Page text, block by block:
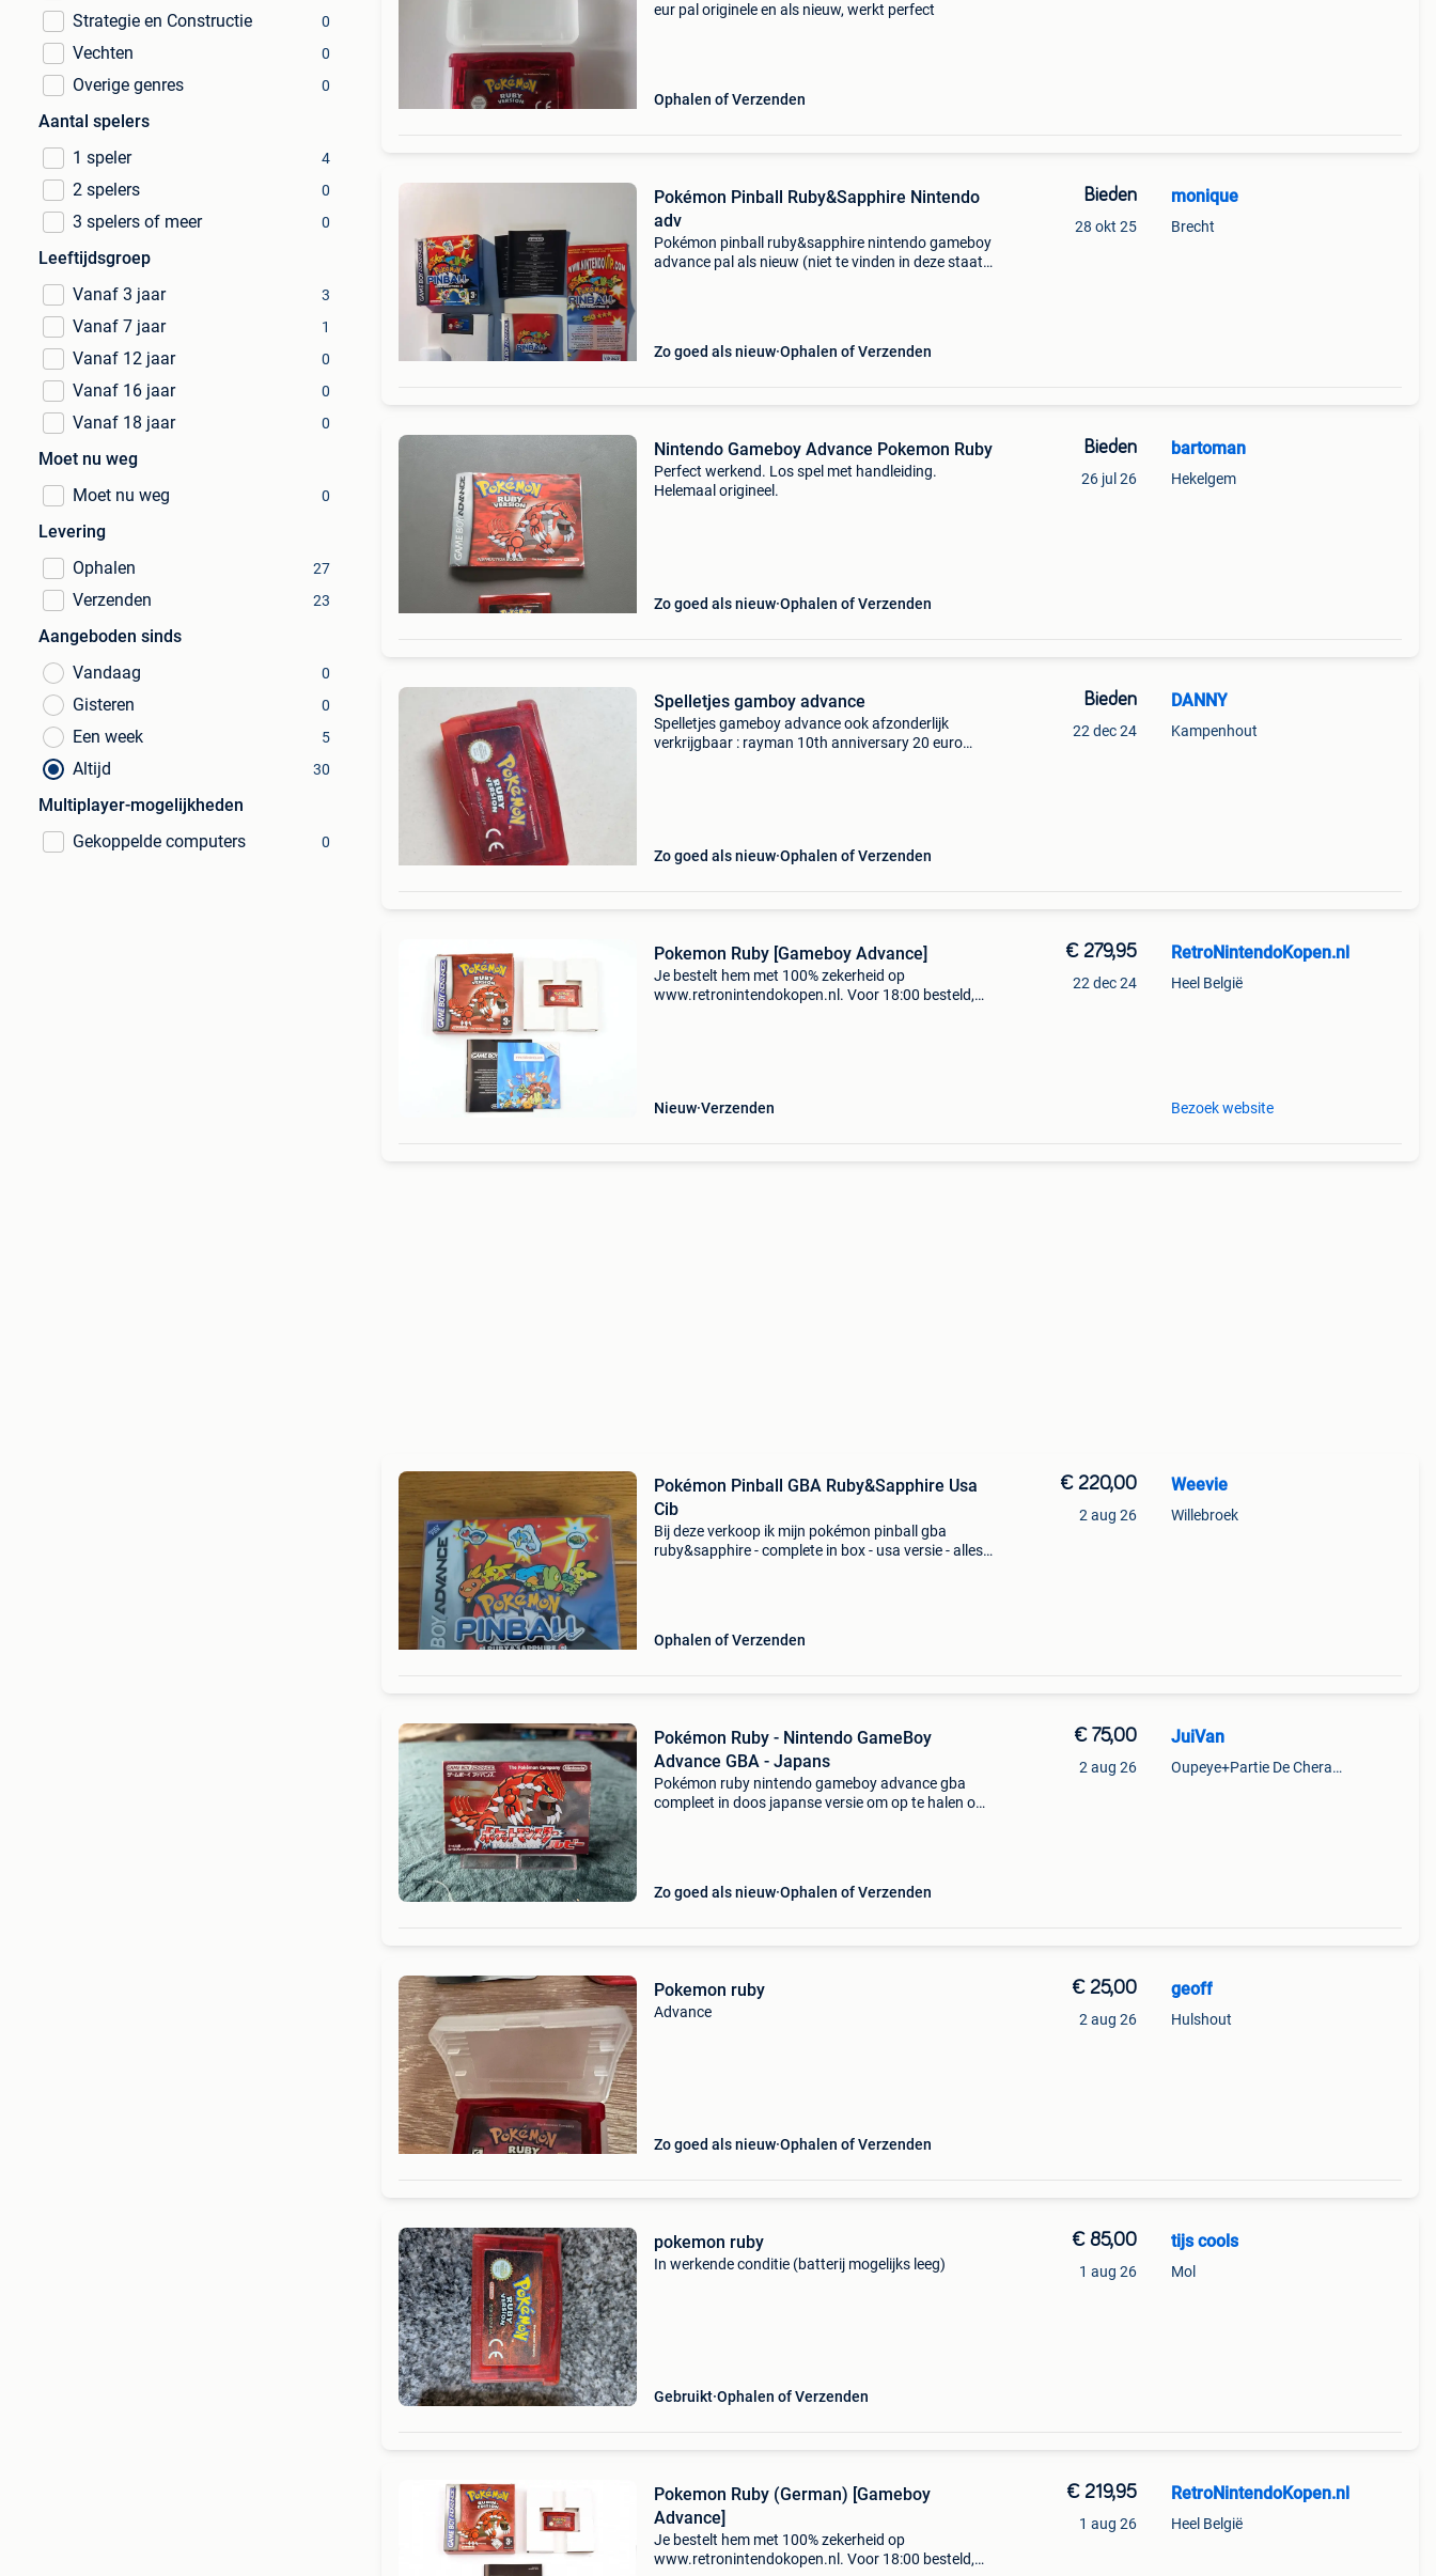
Strategie en Constructie 0
Vechten 0
Overige genres 0
Aantal spelers
1 speler
4
2 spelers 0
3 spelers of meer 0
Leeftijdsgroep
Vanaf 3 jaar
3
Vanaf 7 jaar 1
Vanaf 12 jaar 0
Vanaf 16 jaar 0
Vanaf 18 jaar 0
Moet nu weg
Moet nu weg
0
Levering
Ophalen
27
Verzenden 23
Aangeboden sinds
Vandaag
0
Gisteren 0
Een week 5
Altijd 30
Multiplayer-mogelijkheden
Gekoppelde computers
0
eur pal originele en als nieuw, werkt perfect
Ophalen of Verzenden
Pokémon Pinball Ruby&Sapphire Nintendo
adv
Pokémon pinball ruby&sapphire nintendo gameboy
advance pal als nieuw (niet te vinden in deze staat)
Zo goed als nieuw Ophalen of Verzenden
Bieden
28 okt 25
monique
Brecht
Nintendo Gameboy Advance Pokemon Ruby
Perfect werkend. Los spel met handleiding.
Helemaal origineel.
Zo goed als nieuw Ophalen of Verzenden
Bieden
26 jul 26
bartoman
Hekelgem
Spelletjes gamboy advance
Spelletjes gameboy advance ook afzonderlijk
verkrijgbaar : rayman 10th anniversary 20 euro
Zo goed als nieuw Ophalen of Verzenden
Bieden
22 dec 24
DANNY
Kampenhout
Pokemon Ruby [Gameboy Advance]
Je bestelt hem met 100% zekerheid op
www.retronintendokopen.nl. Voor 18:00 besteld,
Nieuw Verzenden
€ 279,95
22 dec 24
RetroNintendoKopen.nl
Heel België
Bezoek website
Pokémon Pinball GBA Ruby&Sapphire Usa
Cib
Bij deze verkoop ik mijn pokémon pinball gba
ruby&sapphire - complete in box - usa versie - alles
Ophalen of Verzenden
€ 220,00
2 aug 26
Weevie
Willebroek
Pokémon Ruby - Nintendo GameBoy
Advance GBA - Japans
Pokémon ruby nintendo gameboy advance gba
compleet in doos japanse versie om op te halen op
Zo goed als nieuw Ophalen of Verzenden
€ 75,00
2 aug 26
JuiVan
Oupeye+Partie De Cheratte, Herstal Et Wandre
Pokemon ruby
Advance
Zo goed als nieuw Ophalen of Verzenden
€ 25,00
2 aug 26
geoff
Hulshout
pokemon ruby
In werkende conditie (batterij mogelijks leeg)
Gebruikt Ophalen of Verzenden
€ 85,00
1 aug 26
tijs cools
Mol
Pokemon Ruby (German) [Gameboy
Advance]
Je bestelt hem met 100% zekerheid op
www.retronintendokopen.nl. Voor 18:00 besteld,
€ 219,95
1 aug 26
RetroNintendoKopen.nl
Heel België